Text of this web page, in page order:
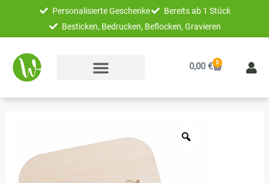
springen
Personalisierte Geschenke
Bereits ab 1 Stück
Besticken, Bedrucken, Beflocken, Gravieren
0,00€ 0
Warenkorb
Holzbrett
mit